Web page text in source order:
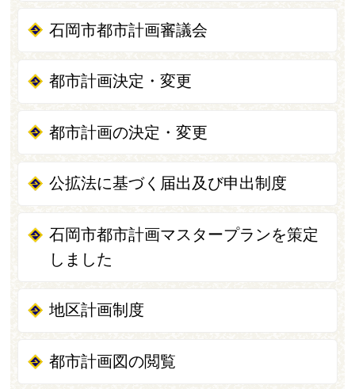
石岡市都市計画審議会
都市計画決定・変更
都市計画の決定・変更
公拡法に基づく届出及び申出制度
石岡市都市計画マスタープランを策定
しました
地区計画制度
都市計画図の閲覧